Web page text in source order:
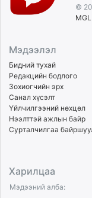
©
Мэдээлэл
Бидний тухай
Редакцийн бодлого
Зохиогчийн эрх
Санал хүсэлт
Үйлчилгээний нөхцөл
Нээлттэй ажлын байр
Сурталчилгаа
Харилцаа
Мэдээний алба: